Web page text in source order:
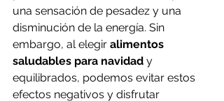
una sensación de pesadez y una
disminución de la energía. Sin
embargo, al elegir alimentos
saludables para navidad y
equilibrados, podemos evitar estos
efectos negativos y disfrutar